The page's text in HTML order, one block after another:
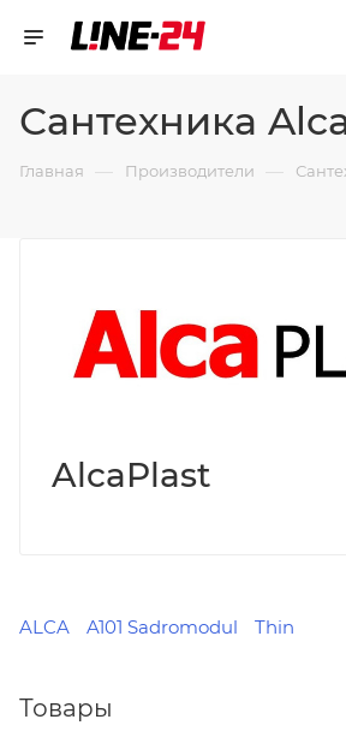
Сантехника
Главная — Производители —
AlcaPlast
ALCA A101 Sadromodul Thin
Товары